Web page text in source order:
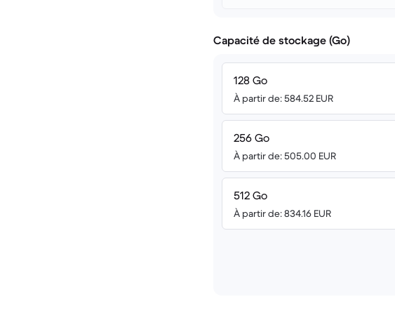
Capacité de stockage (Go)
128 Go
À partir de: 584.52 EUR
256 Go
À partir de: 505.00 EUR
512 Go
À partir de: 834.16 EUR